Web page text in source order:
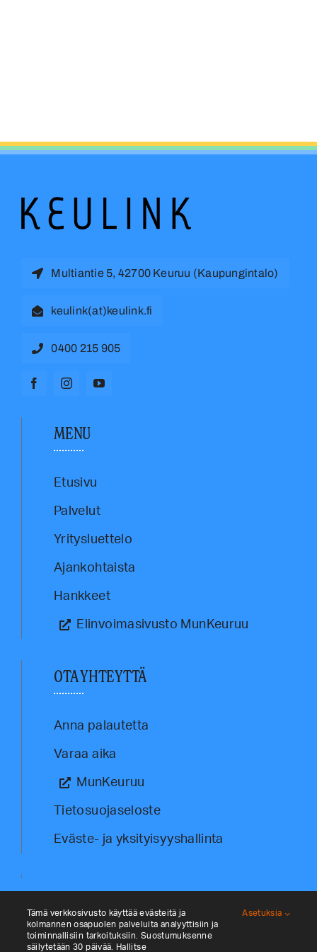
Multiantie 5, 42700 Keuruu (Kaupungintalo)
keulink(at)keulink.fi
0400 215 905
MENU
Etusivu
Palvelut
Yritysluettelo
Ajankohtaista
Hankkeet
Elinvoimasivusto MunKeuruu
OTA YHTEYTTÄ
Anna palautetta
Varaa aika
MunKeuruu
Tietosuojaseloste
Eväste- ja yksityisyyshallinta
Tämä verkkosivusto käyttää evästeitä ja
kolmannen osapuolen palveluita analyyttisiin ja
toiminnallisiin tarkoituksiin. Suostumuksenne
säilytetään 30 päivää. Hallitse
Asetuksia